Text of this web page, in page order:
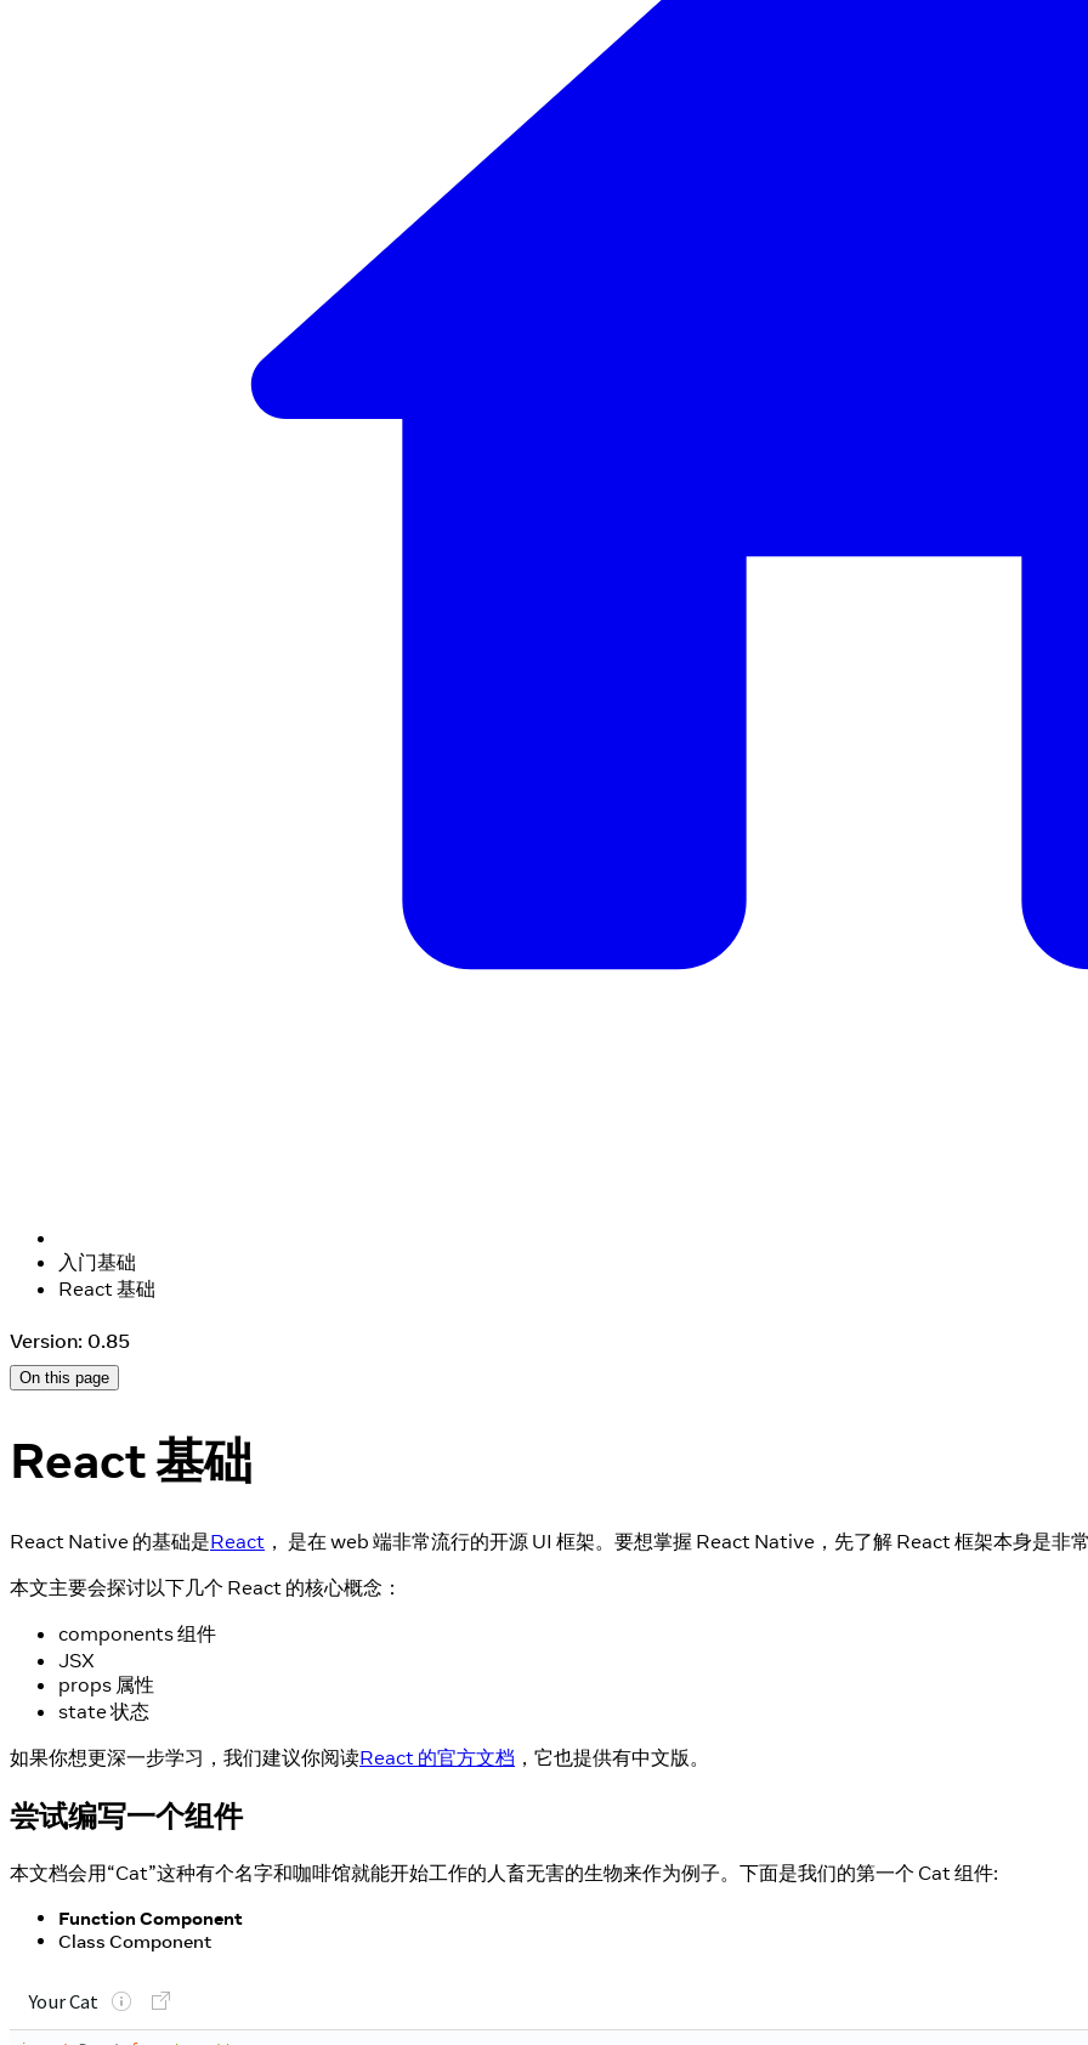
入门基础
React 基础
Version: 0.85
On this page
React 基础
React Native 的基础是React ， 是在 web 端非常流行的开源 UI 框架。要想掌握 React Native，先了解 React 框架本身是
本文主要会探讨以下几个 React 的核心概念：
components 组件
JSX
props 属性
state 状态
如果你想更深一步学习，我们建议你阅读React 的官方文档 ，它也提供有中文版。
尝试编写一个组件
本文档会用“Cat”这种有个名字和咖啡馆就能开始工作的人畜无害的生物来作为例子。下面是我们的第一个 Cat 组件:
Function Component
Class Component